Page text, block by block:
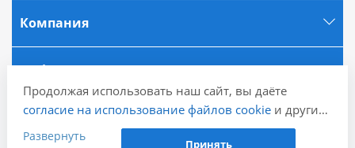
Компания
Информация
Города
Продолжая использовать наш сайт, вы даёте
согласие на использование файлов cookieи других
пользовательских данных (включая IP-адрес,
Развернуть
Принять